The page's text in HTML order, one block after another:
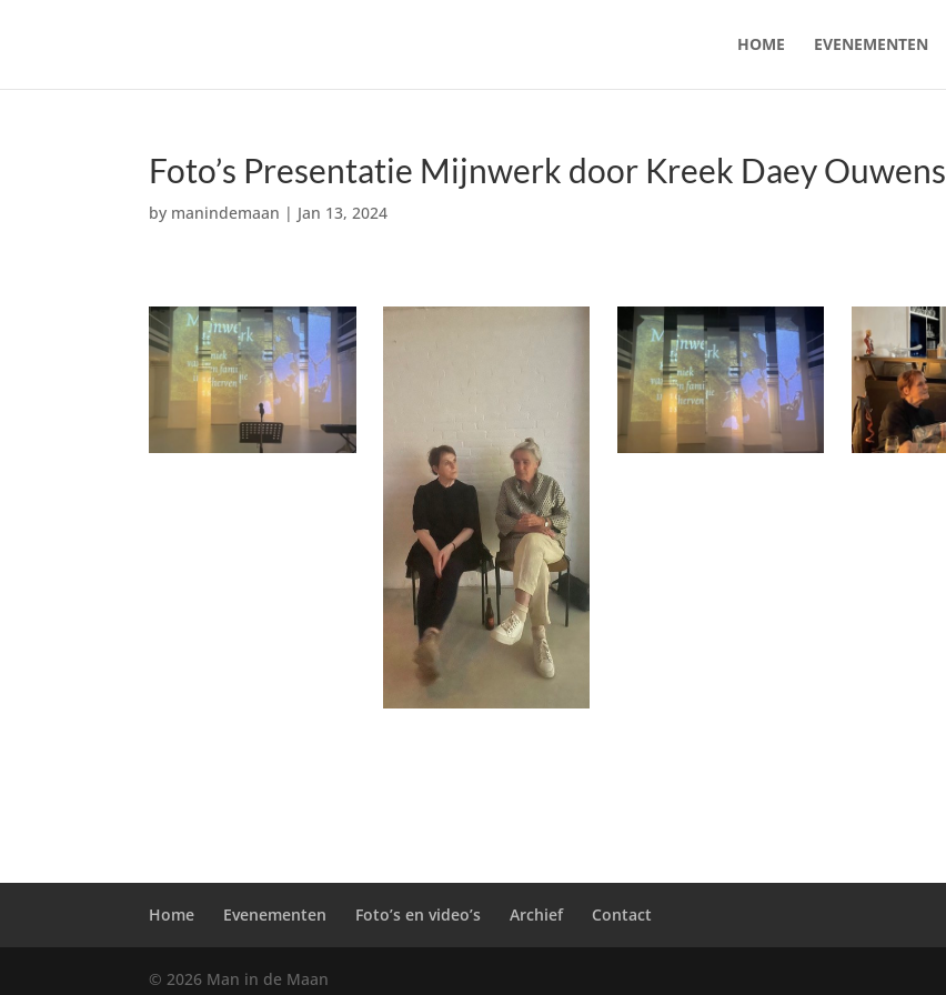
HOME EVENEMENTEN
Foto’s Presentatie Mijnwerk door Kreek Daey Ouwens
by manindemaan | Jan 13, 2024
Home Evenementen Foto’s en video’s Archief Contact
© 2026 Man in de Maan